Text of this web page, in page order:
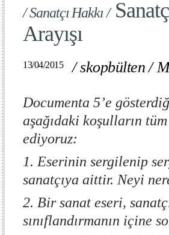
/ Sanatçı Hakkı /
Arayışı
13/04/2015 /skopbülten /
Documenta 5’e
aşağıdaki koşulların
ediyoruz:
1. Eserinin sergilenip
sanatçıya aittir. Neyi
2. Bir sanat eseri,
sınıflandırmanın içine